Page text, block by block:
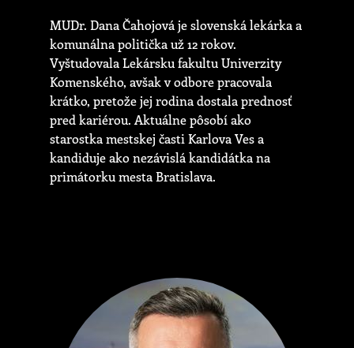
MUDr. Dana Čahojová je slovenská lekárka a
komunálna politička už 12 rokov.
Vyštudovala Lekársku fakultu Univerzity
Komenského, avšak v odbore pracovala
krátko, pretože jej rodina dostala prednosť
pred kariérou. Aktuálne pôsobí ako
starostka mestskej časti Karlova Ves a
kandiduje ako nezávislá kandidátka na
primátorku mesta Bratislava.